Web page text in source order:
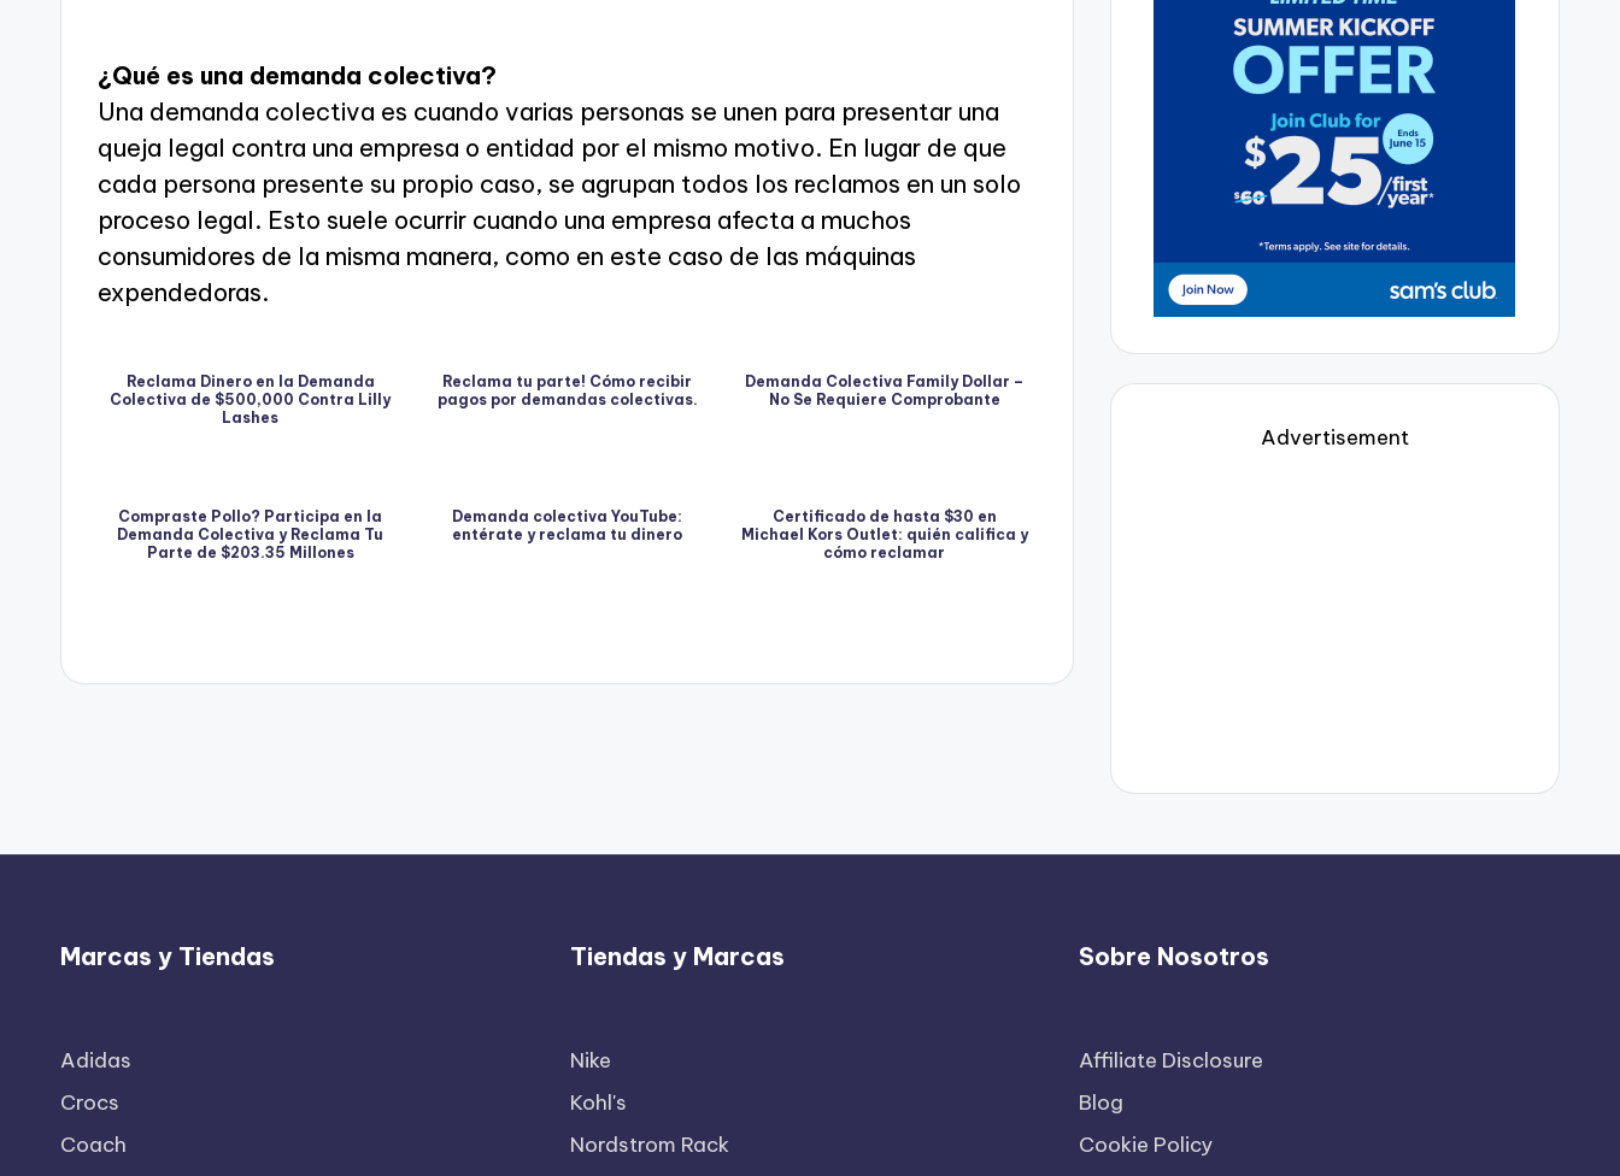
¿Qué es una demanda colectiva?
Una demanda colectiva es cuando varias personas se unen para presentar una
queja legal contra una empresa o entidad por el mismo motivo. En lugar de que
cada persona presente su propio caso, se agrupan todos los reclamos en un solo
proceso legal. Esto suele ocurrir cuando una empresa afecta a muchos
consumidores de la misma manera, como en este caso de las máquinas
expendedoras.
Reclama Dinero en la Demanda
Colectiva de $500,000 Contra Lilly
Lashes
Reclama tu parte! Cómo recibir
pagos por demandas colectivas.
Demanda Colectiva Family Dollar –
No Se Requiere Comprobante
Compraste Pollo? Participa en la
Demanda Colectiva y Reclama Tu
Parte de $203.35 Millones
Demanda colectiva YouTube:
entérate y reclama tu dinero
Certificado de hasta $30 en
Michael Kors Outlet: quién califica y
cómo reclamar
Advertisement
Marcas y Tiendas
Adidas
Crocs
Coach
Tiendas y Marcas
Nike
Kohl's
Nordstrom Rack
Sobre Nosotros
Affiliate Disclosure
Blog
Cookie Policy